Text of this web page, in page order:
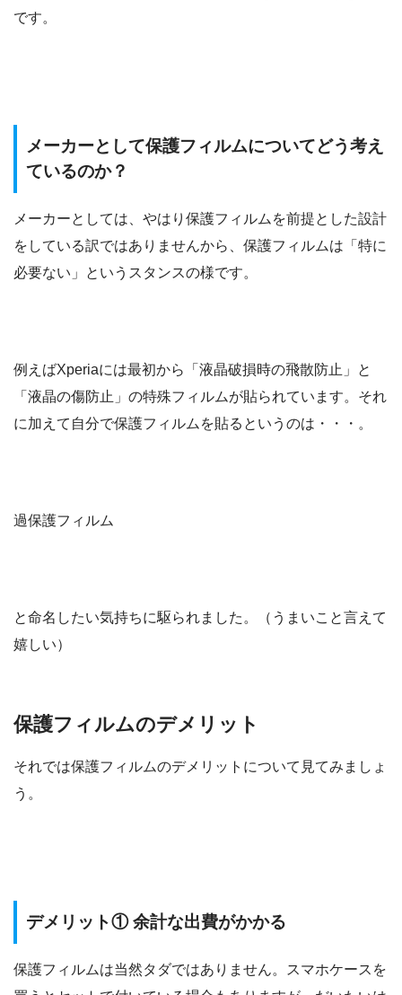
です。
メーカーとして保護フィルムについてどう考え
ているのか？
メーカーとしては、やはり保護フィルムを前提とした設計
をしている訳ではありませんから、保護フィルムは「特に
必要ない」というスタンスの様です。
例えばXperiaには最初から「液晶破損時の飛散防止」と
「液晶の傷防止」の特殊フィルムが貼られています。それ
に加えて自分で保護フィルムを貼るというのは・・・。
過保護フィルム
と命名したい気持ちに駆られました。（うまいこと言えて
嬉しい）
保護フィルムのデメリット
それでは保護フィルムのデメリットについて見てみましょ
う。
デメリット① 余計な出費がかかる
保護フィルムは当然タダではありません。スマホケースを